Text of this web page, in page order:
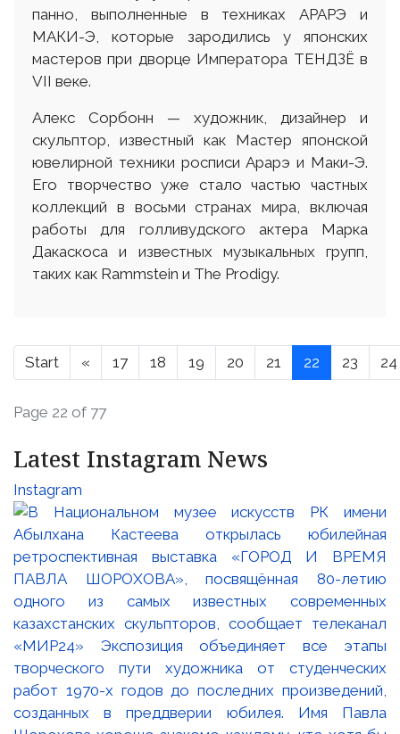
панно, выполненные в техниках АРАРЭ и
МАКИ-Э, которые зародились у японских
мастеров при дворце Императора ТЕНДЗЁ в
VII веке.
Алекс Сорбонн — художник, дизайнер и
скульптор, известный как Мастер японской
ювелирной техники росписи Арарэ и Маки-Э.
Его творчество уже стало частью частных
коллекций в восьми странах мира, включая
работы для голливудского актера Марка
Дакаскоса и известных музыкальных групп,
таких как Rammstein и The Prodigy.
Start « 17 18 19 20 21 22 23 24
Page 22 of 77
Latest Instagram News
Instagram